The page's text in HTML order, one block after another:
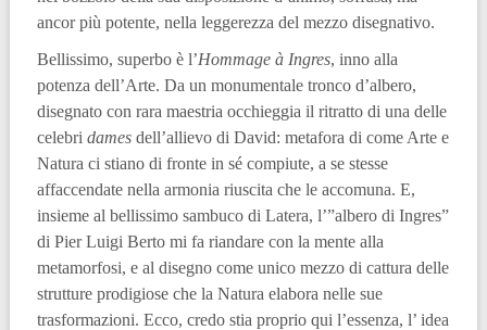
ancor più potente, nella leggerezza del mezzo disegnativo.
Bellissimo, superbo è l’Hommage à Ingres, inno alla
potenza dell’Arte. Da un monumentale tronco d’albero,
disegnato con rara maestria occhieggia il ritratto di una delle
celebri damesdell’allievo di David: metafora di come Arte e
Natura ci stiano di fronte in sé compiute, a se stesse
affaccendate nella armonia riuscita che le accomuna. E,
insieme al bellissimo sambuco di Latera, l’”albero di Ingres”
di Pier Luigi Berto mi fa riandare con la mente alla
metamorfosi, e al disegno come unico mezzo di cattura delle
strutture prodigiose che la Natura elabora nelle sue
trasformazioni. Ecco, credo stia proprio qui l’essenza, l’ idea